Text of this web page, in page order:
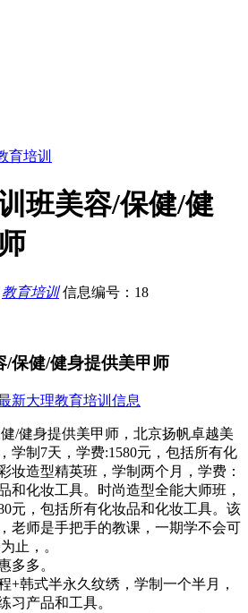
育培训
班美容/保健/健
教育培训 信息编号：18
/保健/健身提供美甲师
新大理教育培训信息
/健身提供美甲师，北京扬帆卓越美
学制7天，学费:1580元，包括所有化
妆造型精英班，学制两个月，学费：
和化妆工具。时尚造型全能大师班，
元，包括所有化妆品和化妆工具。该
老师是手把手的教课，一期学不会可
止，。
多多。
+韩式半永久纹绣，学制一个半月，
习产品和工具。